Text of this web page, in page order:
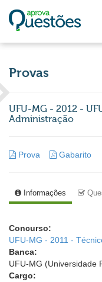
Provas
UFU-MG - 2012 -
Administração
Prova Gabarito
Informações
Concurso:
UFU-MG - 2011 -
Banca:
UFU-MG (Universidade
Cargo: